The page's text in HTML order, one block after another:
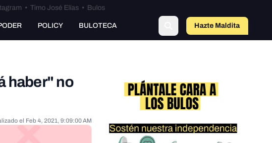
• Timo José Elías• Bulos
POLICY BULOTECA Hazte Maldita
haber" no
el Feb 4, 2021, 9:09:00 AM